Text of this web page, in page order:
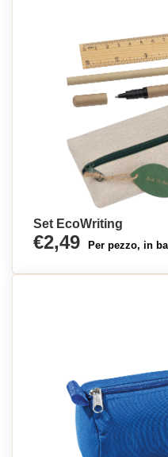
Set EcoWriting
€2,49 Per pezzo, in